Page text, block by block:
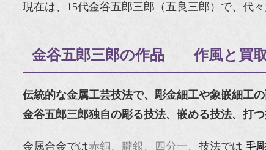
現在は、15代金谷五郎三郎（五良三郎）で、代
金谷五郎三郎の作品 作風と買取
伝統的な金属工芸技法で、彫金細工や象嵌細工
金谷五郎三郎独自の彫る技法、嵌める技法、打
金属合金では赤銅 、 朧銀 、 四分一、技法では 毛